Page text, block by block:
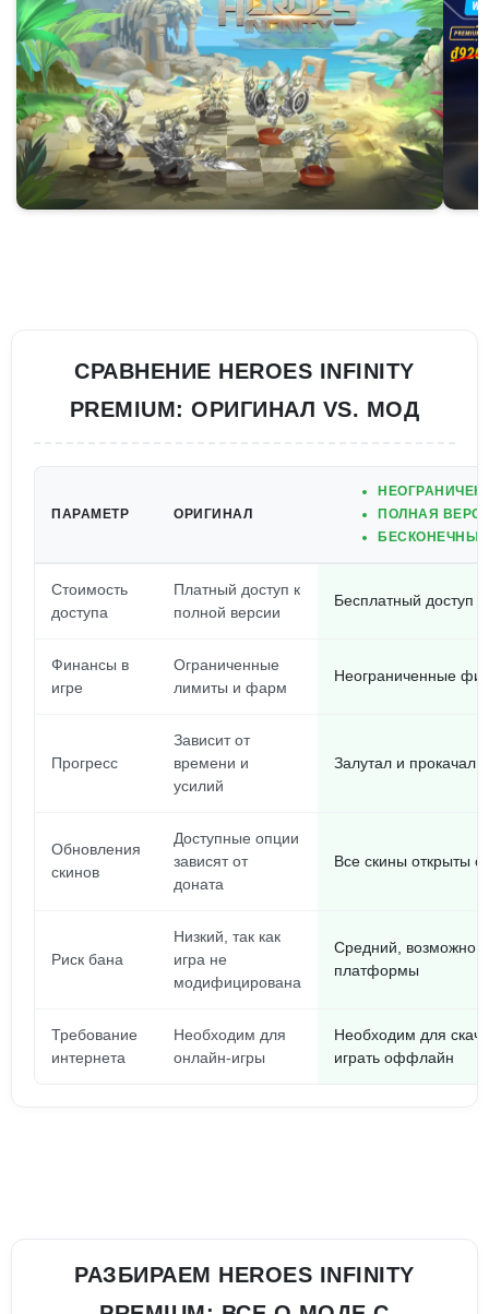
СРАВНЕНИЕ HEROES INFINITY
PREMIUM: ОРИГИНАЛ VS. МОД
ПАРАМЕТР ОРИГИНАЛ
ПОЛНАЯ
Стоимость
доступа
Платный доступ к
полной версии
Бесплатный доступ
Финансы в
игре
Ограниченные
лимиты и фарм
Неограниченные
Прогресс
Зависит от
времени и
усилий
Залутал и прокачал
Обновления
скинов
Доступные опции
зависят от
доната
Все скины открыты
Риск бана
Низкий, так как
игра не
модифицирована
Средний, возможно,
платформы
Требование
интернета
Необходим для
онлайн-игры
Необходим для
играть оффлайн
РАЗБИРАЕМ HEROES INFINITY